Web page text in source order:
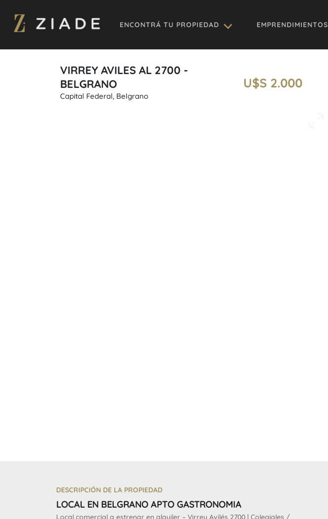
ENCONTRÁ TU PROPIEDAD EMPRENDIMIENTOS
VIRREY AVILES AL 2700 -
BELGRANO
Capital Federal, Belgrano
U$S 2.000
DESCRIPCIÓN DE LA PROPIEDAD
LOCAL EN BELGRANO APTO GASTRONOMIA
Local comercial a estrenar en alquiler – Virrey Avilés 2700 | Colegiales /